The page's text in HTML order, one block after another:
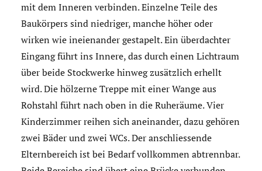
mit dem Inneren verbinden. Einzelne Teile des
Baukörpers sind niedriger, manche höher oder
wirken wie ineienander gestapelt. Ein überdachter
Eingang führt ins Innere, das durch einen Lichtraum
über beide Stockwerke hinweg zusätzlich erhellt
wird. Die hölzerne Treppe mit einer Wange aus
Rohstahl führt nach oben in die Ruheräume. Vier
Kinderzimmer reihen sich aneinander, dazu gehören
zwei Bäder und zwei WCs. Der anschliessende
Elternbereich ist bei Bedarf vollkommen abtrennbar.